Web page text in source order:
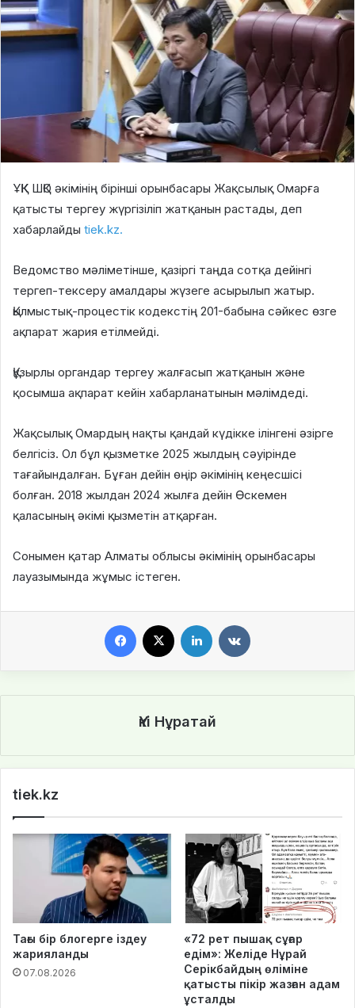
ҰҚК ШҚО әкімінің бірінші орынбасары Жақсылық Омарға
қатысты тергеу жүргізіліп жатқанын растады, деп
хабарлайды tiek.kz.
Ведомство мәліметінше, қазіргі таңда сотқа дейінгі
тергеп-тексеру амалдары жүзеге асырылып жатыр.
Қылмыстық-процестік кодекстің 201-бабына сәйкес өзге
ақпарат жария етілмейді.
Құзырлы органдар тергеу жалғасып жатқанын және
қосымша ақпарат кейін хабарланатынын мәлімдеді.
Жақсылық Омардың нақты қандай күдікке ілінгені әзірге
белгісіз. Ол бұл қызметке 2025 жылдың сәуірінде
тағайындалған. Бұған дейін өңір әкімінің кеңесшісі
болған. 2018 жылдан 2024 жылға дейін Өскемен
қаласының әкімі қызметін атқарған.
Сонымен қатар Алматы облысы әкімінің орынбасары
лауазымында жұмыс істеген.
Үкі Нұратай
tiek.kz
Тағы бір блогерге іздеу
жарияланды
07.08.2026
«72 рет пышақ сұғар
едім»: Желіде Нұрай
Серікбайдың өліміне
қатысты пікір жазған адам
ұсталды